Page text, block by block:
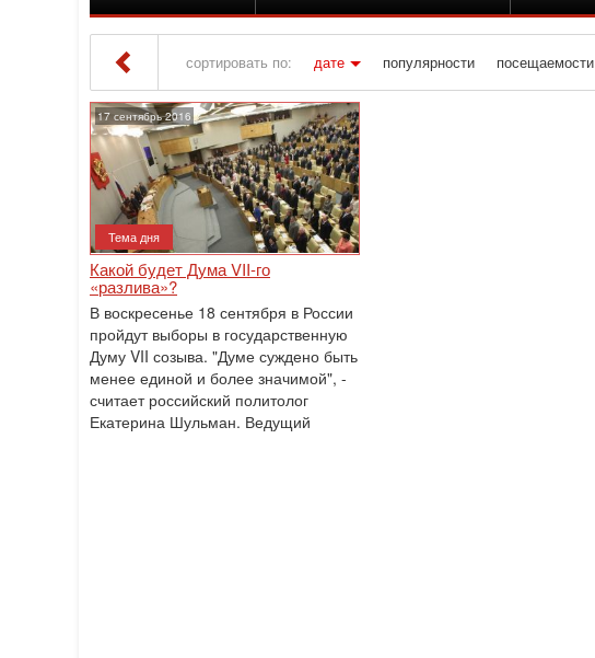
сортировать по: дате популярности посещаемости
Iton TV» Материалы за 17.09.2016
17 сентябрь 2016
Тема дня
Какой будет Дума VII-го
«разлива»?
В воскресенье 18 сентября в России
пройдут выборы в государственную
Думу VII созыва. "Думе суждено быть
менее единой и более значимой", -
считает российский политолог
Екатерина Шульман. Ведущий